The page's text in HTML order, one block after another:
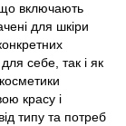
включають
для шкіри
себе, так і як
красу і
типу та потреб